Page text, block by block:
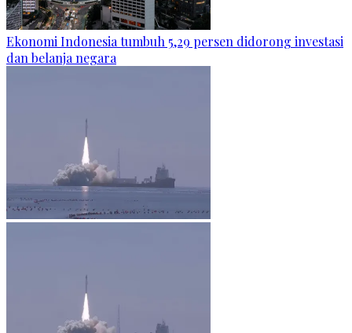
Ekonomi Indonesia tumbuh 5,29 persen didorong investasi
dan belanja negara